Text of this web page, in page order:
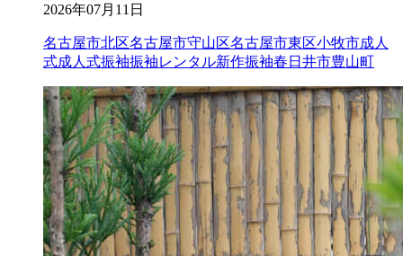
2026年07月11日
名古屋市北区名古屋市守山区名古屋市東区小牧市成人
式成人式振袖振袖レンタル新作振袖春日井市豊山町